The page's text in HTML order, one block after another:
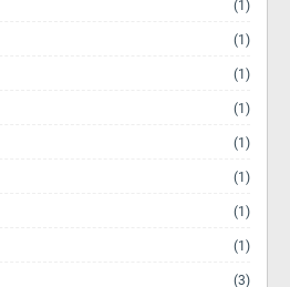
(1)
(1)
(1)
(1)
(1)
(1)
(1)
(1)
(3)